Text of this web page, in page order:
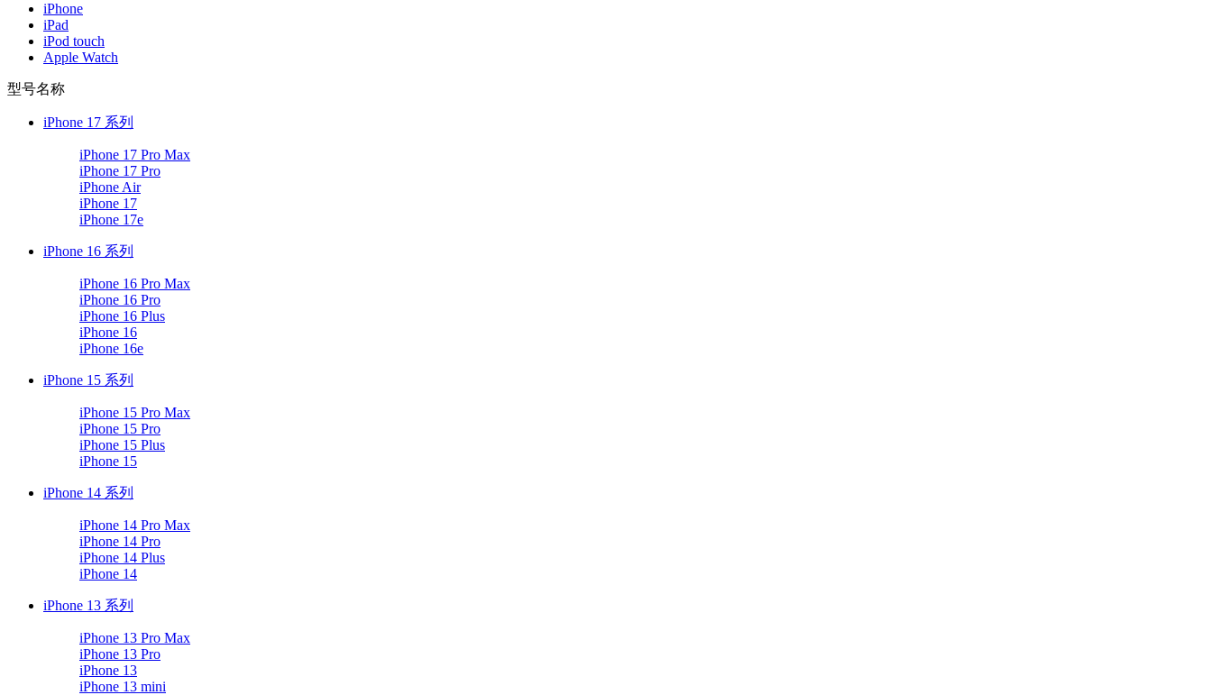
iPhone
iPad
iPod touch
Apple Watch
型号名称
iPhone 17 系列
iPhone 17 Pro Max
iPhone 17 Pro
iPhone Air
iPhone 17
iPhone 17e
iPhone 16 系列
iPhone 16 Pro Max
iPhone 16 Pro
iPhone 16 Plus
iPhone 16
iPhone 16e
iPhone 15 系列
iPhone 15 Pro Max
iPhone 15 Pro
iPhone 15 Plus
iPhone 15
iPhone 14 系列
iPhone 14 Pro Max
iPhone 14 Pro
iPhone 14 Plus
iPhone 14
iPhone 13 系列
iPhone 13 Pro Max
iPhone 13 Pro
iPhone 13
iPhone 13 mini